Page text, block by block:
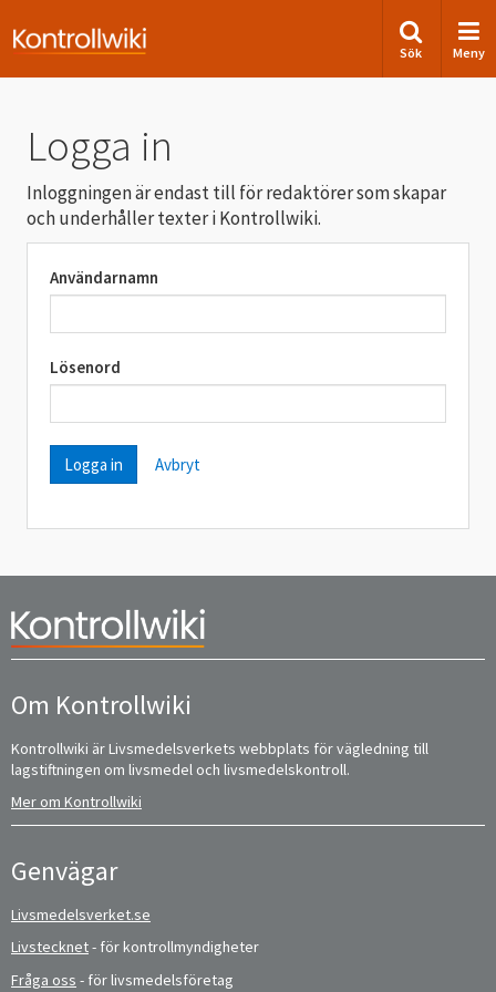
Sök Meny
Logga in
Inloggningen är endast till för redaktörer som skapar
och underhåller texter i Kontrollwiki.
Användarnamn
Lösenord
Avbryt
Om Kontrollwiki
Kontrollwiki är Livsmedelsverkets webbplats för vägledning till
lagstiftningen om livsmedel och livsmedelskontroll.
Mer om Kontrollwiki
Genvägar
Livsmedelsverket.se
Livstecknet- för kontrollmyndigheter
Fråga oss - för livsmedelsföretag